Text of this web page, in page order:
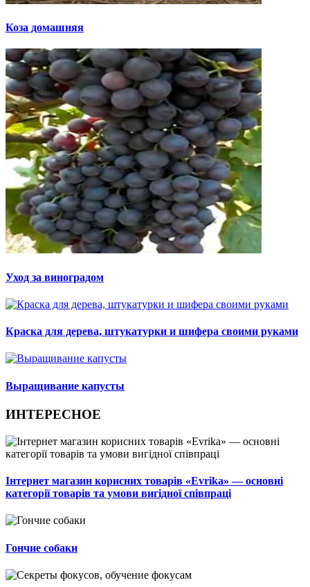
Коза домашняя
Уход за виноградом
Краска для дерева, штукатурки и шифера своими руками
Выращивание капусты
ИНТЕРЕСНОЕ
Інтернет магазин корисних товарів «Evrika» — основні
категорії товарів та умови вигідної співпраці
Гончие собаки